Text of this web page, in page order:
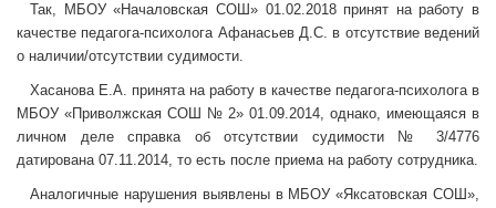
Так, МБОУ «Началовская СОШ» 01.02.2018 принят на работу в
качестве педагога-психолога Афанасьев Д.С. в отсутствие ведений
о наличии/отсутствии судимости.
Хасанова Е.А. принята на работу в качестве педагога-психолога в
МБОУ «Приволжская СОШ № 2» 01.09.2014, однако, имеющаяся в
личном деле справка об отсутствии судимости № 3/4776
датирована 07.11.2014, то есть после приема на работу сотрудника.
Аналогичные нарушения выявлены в МБОУ «Яксатовская СОШ»,